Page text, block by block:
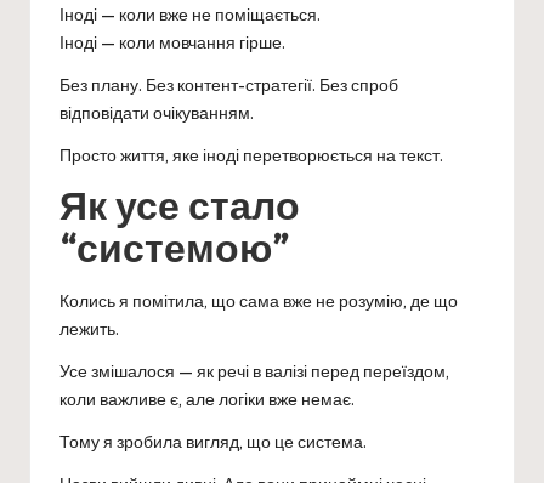
Іноді — коли вже не поміщається.
Іноді — коли мовчання гірше.
Без плану. Без контент-стратегії. Без спроб
відповідати очікуванням.
Просто життя, яке іноді перетворюється на текст.
Як усе стало
“системою”
Колись я помітила, що сама вже не розумію, де що
лежить.
Усе змішалося — як речі в валізі перед переїздом,
коли важливе є, але логіки вже немає.
Тому я зробила вигляд, що це система.